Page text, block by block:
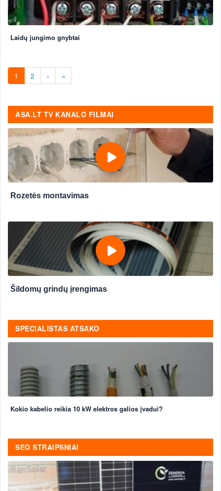
Laidų jungimo gnybtai
1 2 › »
ASA.LT TV KANALO FILMAI
Rozetės montavimas
Šildomų grindų įrengimas
SPECIALISTAS ATSAKO
Kokio kabelio reikia 10 kW elektros galios įvadui?
SEO STRAIPSNIAI